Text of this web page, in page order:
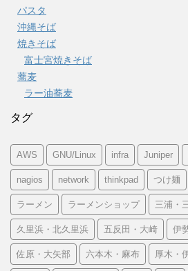
パスタ
沖縄そば
焼きそば
富士宮焼きそば
蕎麦
ラー油蕎麦
タグ
AWS GNU/Linux infra Juniper
nagios network thinkpad つけ麺
ラーメン ラーメンショップ 三浦・
久里浜・北久里浜 五反田・大崎 伊
佐原・大矢部 六本木・麻布 厚木・